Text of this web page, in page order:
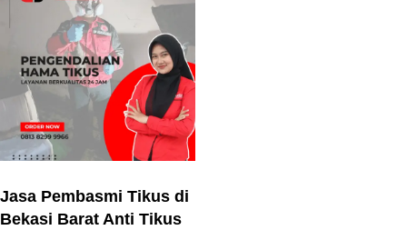
Jasa Pembasmi Tikus di
Bekasi Barat Anti Tikus